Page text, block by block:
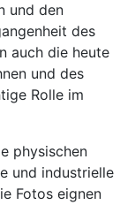
und den
des
auch die heute
und des
Rolle im
physischen
und industrielle
Fotos eignen